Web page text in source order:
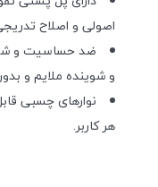
اصولی و اصلاح
ضد حساسیت و
و شوینده ملایم و
نوارهای چسبی
هر کاربر.